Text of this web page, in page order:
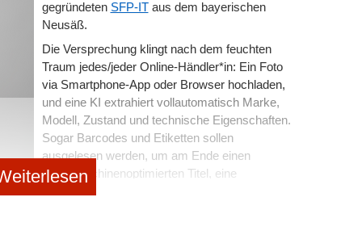
thyssenkrupp-Spin-off pacemaker.ai wagt
Stromnetz ist das neue Gold
Wie „brillante Blödmänner“ das eigene
gegründeten SFP-ITaus dem bayerischen
Neusäß.
Die Versprechung klingt nach dem feuchten
Traum jedes/jeder Online-Händler*in: Ein Foto
via Smartphone-App oder Browser hochladen,
und eine KI extrahiert vollautomatisch Marke,
Modell, Zustand und technische Eigenschaften.
Sogar Barcodes und Etiketten sollen
ausgelesen werden, um am Ende einen
suchmaschinenoptimierten Titel, eine